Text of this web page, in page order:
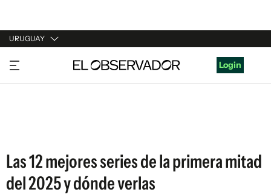
URUGUAY
URUGUAY
ARGENTINA
Login
Las 12 mejores series de la primera mitad
del 2025 y dónde verlas